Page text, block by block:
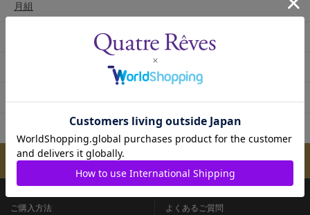
月組
メールマガジンのご案内
ご購入方法
よくあるご質問